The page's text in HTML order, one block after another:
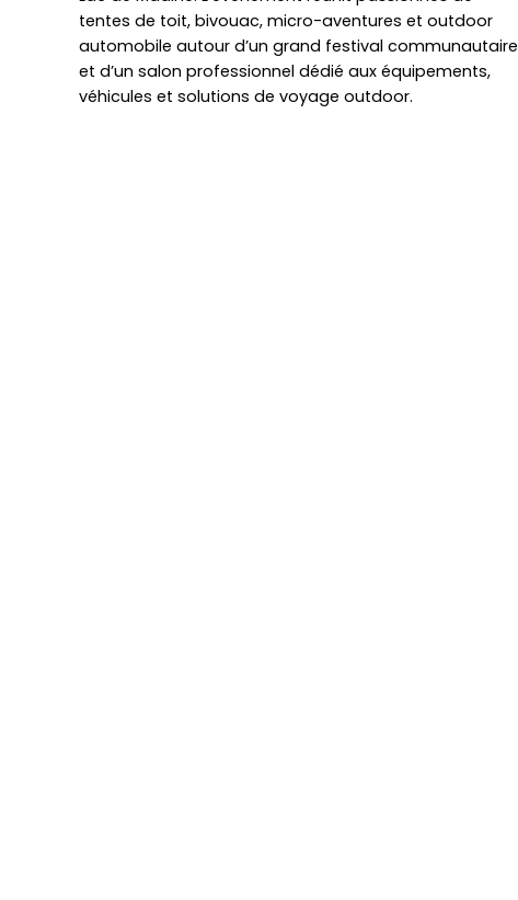
tentes de toit, bivouac, micro-aventures et outdoor
automobile autour d’un grand festival communautaire
et d’un salon professionnel dédié aux équipements,
véhicules et solutions de voyage outdoor.